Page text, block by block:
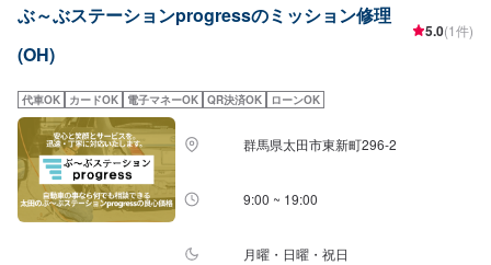
(要相談)納期は前後する場合がございます。予めご了承ください。-----ご来店
時の注意、受付方法-----入庫の際はお気をつけてお越しください。駐車スペー
スは事務所前の空いているスペースに駐車してください。受付はスタッフへ
日・営業時間】定休日：第２、４土曜日、日曜日、祝日営業時間：
8:00~17:00
ぶ～ぶステーションprogressのミッション修理
(OH)
5.0(1件)
代車OK カードOK 電子マネーOK QR決済OK ローンOK
群馬県太田市東新町296-2
9:00 ~ 19:00
月曜・日曜・祝日